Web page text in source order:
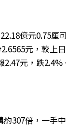
億元0.75厘
元，較上
元，跌2.4%
307倍，一手中